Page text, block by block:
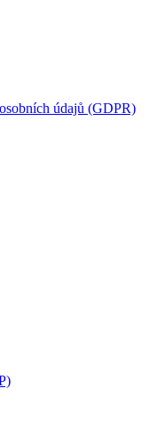
údajů (GDPR)